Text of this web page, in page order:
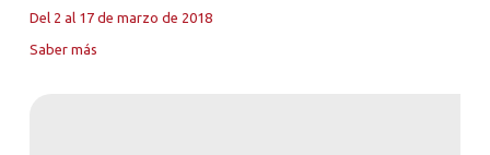
Del 2 al 17 de marzo de 2018
Saber más